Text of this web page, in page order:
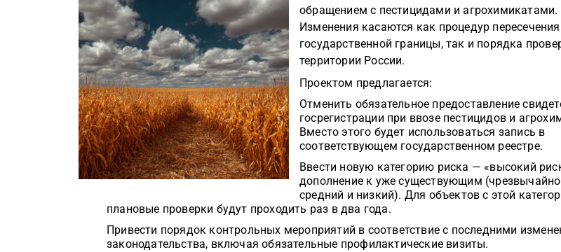
обращением с пестицидами и агрохимикатами.
Изменения касаются как процедур пересечения
государственной границы, так и порядка
территории России.
Проектом предлагается:
Отменить обязательное предоставление
госрегистрации при ввозе пестицидов и
Вместо этого будет использоваться запись в
соответствующем государственном реестре.
Ввести новую категорию риска — «высокий
дополнение к уже существующим
средний и низкий). Для объектов с этой
плановые проверки будут проходить раз в два года.
Привести порядок контрольных мероприятий в соответствие с последними
законодательства, включая обязательные профилактические визиты.